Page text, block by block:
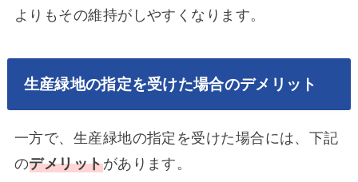
よりもその維持がしやすくなります。
生産緑地の指定を受けた場合のデメリット
一方で、生産緑地の指定を受けた場合には、下記
のデメリットがあります。